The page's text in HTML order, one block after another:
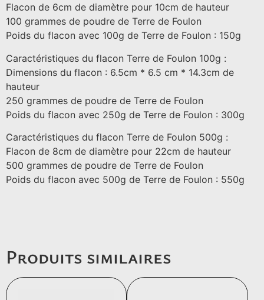
Flacon de 6cm de diamètre pour 10cm de hauteur
100 grammes de poudre de Terre de Foulon
Poids du flacon avec 100g de Terre de Foulon : 150g
Caractéristiques du flacon Terre de Foulon 100g :
Dimensions du flacon : 6.5cm * 6.5 cm * 14.3cm de
hauteur
250 grammes de poudre de Terre de Foulon
Poids du flacon avec 250g de Terre de Foulon : 300g
Caractéristiques du flacon Terre de Foulon 500g :
Flacon de 8cm de diamètre pour 22cm de hauteur
500 grammes de poudre de Terre de Foulon
Poids du flacon avec 500g de Terre de Foulon : 550g
Produits similaires